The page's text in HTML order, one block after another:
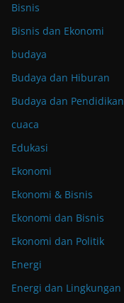
Bisnis
Bisnis dan Ekonomi
budaya
Budaya dan Hiburan
Budaya dan Pendidikan
cuaca
Edukasi
Ekonomi
Ekonomi & Bisnis
Ekonomi dan Bisnis
Ekonomi dan Politik
Energi
Energi dan Lingkungan